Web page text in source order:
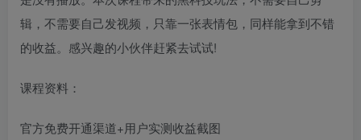
辑，不需要自己发视频，只靠一张表情包，同样能拿到不错
的收益。感兴趣的小伙伴赶紧去试试!
课程资料：
官方免费开通渠道+用户实测收益截图